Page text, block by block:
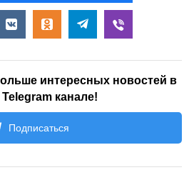
интересных новостей в
канале!
Подписаться